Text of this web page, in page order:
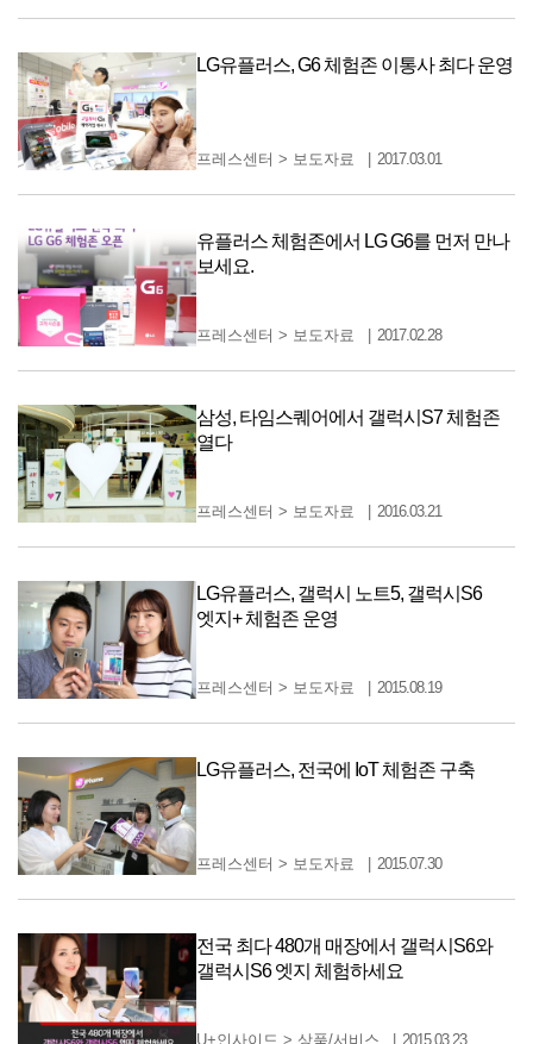
LG유플러스, G6 체험존 이통사 최다 운영
프레스센터 > 보도자료 2017.03.01
유플러스 체험존에서 LG G6를 먼저 만나
보세요.
프레스센터 > 보도자료 2017.02.28
삼성, 타임스퀘어에서 갤럭시S7 체험존
열다
프레스센터 > 보도자료 2016.03.21
LG유플러스, 갤럭시 노트5, 갤럭시S6
엣지+ 체험존 운영
프레스센터 > 보도자료 2015.08.19
LG유플러스, 전국에 IoT 체험존 구축
프레스센터 > 보도자료 2015.07.30
전국 최다 480개 매장에서 갤럭시S6와
갤럭시S6 엣지 체험하세요
U+인사이드 >상품/서비스 2015.03.23